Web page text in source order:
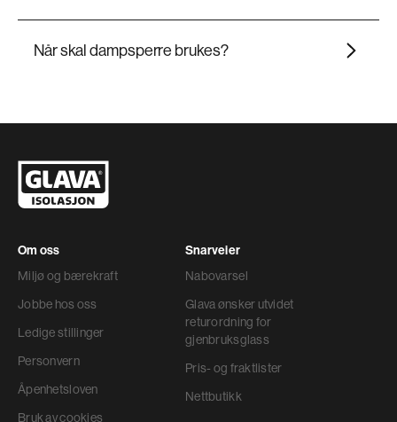
Når skal dampsperre brukes?
Om oss
Miljø og bærekraft
Jobbe hos oss
Ledige stillinger
Personvern
Åpenhetsloven
Bruk av cookies
Snarveier
Nabovarsel
Glava ønsker utvidet
returordning for
gjenbruksglass
Pris- og fraktlister
Nettbutikk